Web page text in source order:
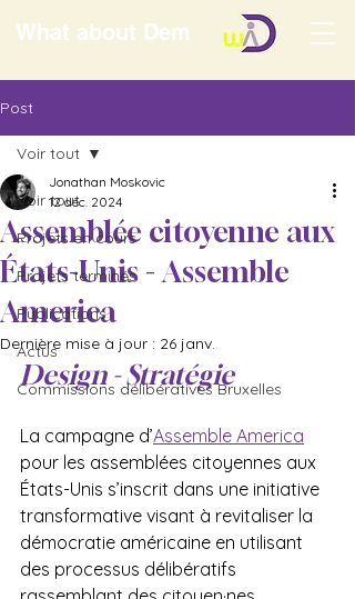
What about Dem
Post
Voir tout
Projets en cours
Projets terminés
Publications
Actus
Commissions délibératives Bruxelles
Voir tout
Assemblée citoyenne aux
États-Unis - Assemble
America
Jonathan Moskovic
12 déc. 2024
Dernière mise à jour : 26 janv.
Design - Stratégie
La campagne d’Assemble America
pour les assemblées citoyennes aux
États-Unis s’inscrit dans une initiative
transformative visant à revitaliser la
démocratie américaine en utilisant
des processus délibératifs